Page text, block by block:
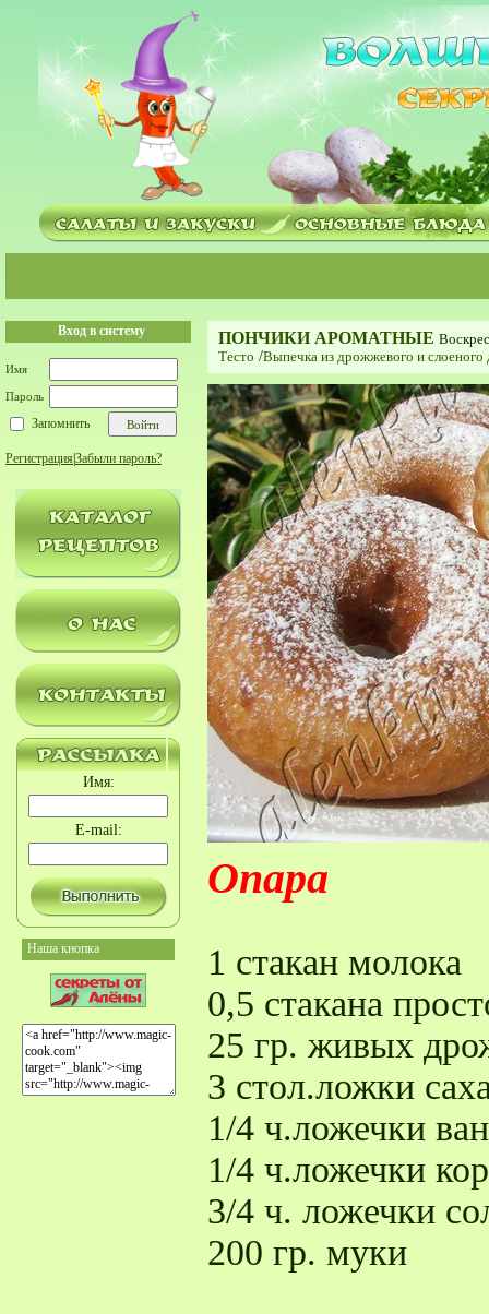
Вход в систему
Имя
Пароль
Запомнить
Регистрация Забыли пароль?
Имя:
E-mail:
Наша кнопка
ПОНЧИКИ АРОМАТНЫЕ
Тесто /Выпечка из дрожжевого и слоеного
Опара
1 стакан молока
0,5 стакана
25 гр. живых
3 стол.ложки
1/4 ч.ложечки
1/4 ч.ложечки
3/4 ч. ложечки
200 гр. муки